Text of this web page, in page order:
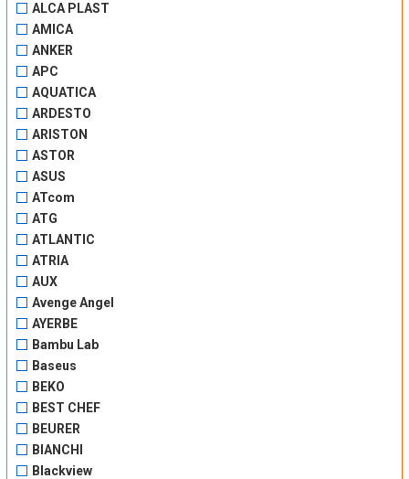
ALCA PLAST
AMICA
ANKER
APC
AQUATICA
ARDESTO
ARISTON
ASTOR
ASUS
ATcom
ATG
ATLANTIC
ATRIA
AUX
Avenge Angel
AYERBE
Bambu Lab
Baseus
BEKO
BEST CHEF
BEURER
BIANCHI
Blackview